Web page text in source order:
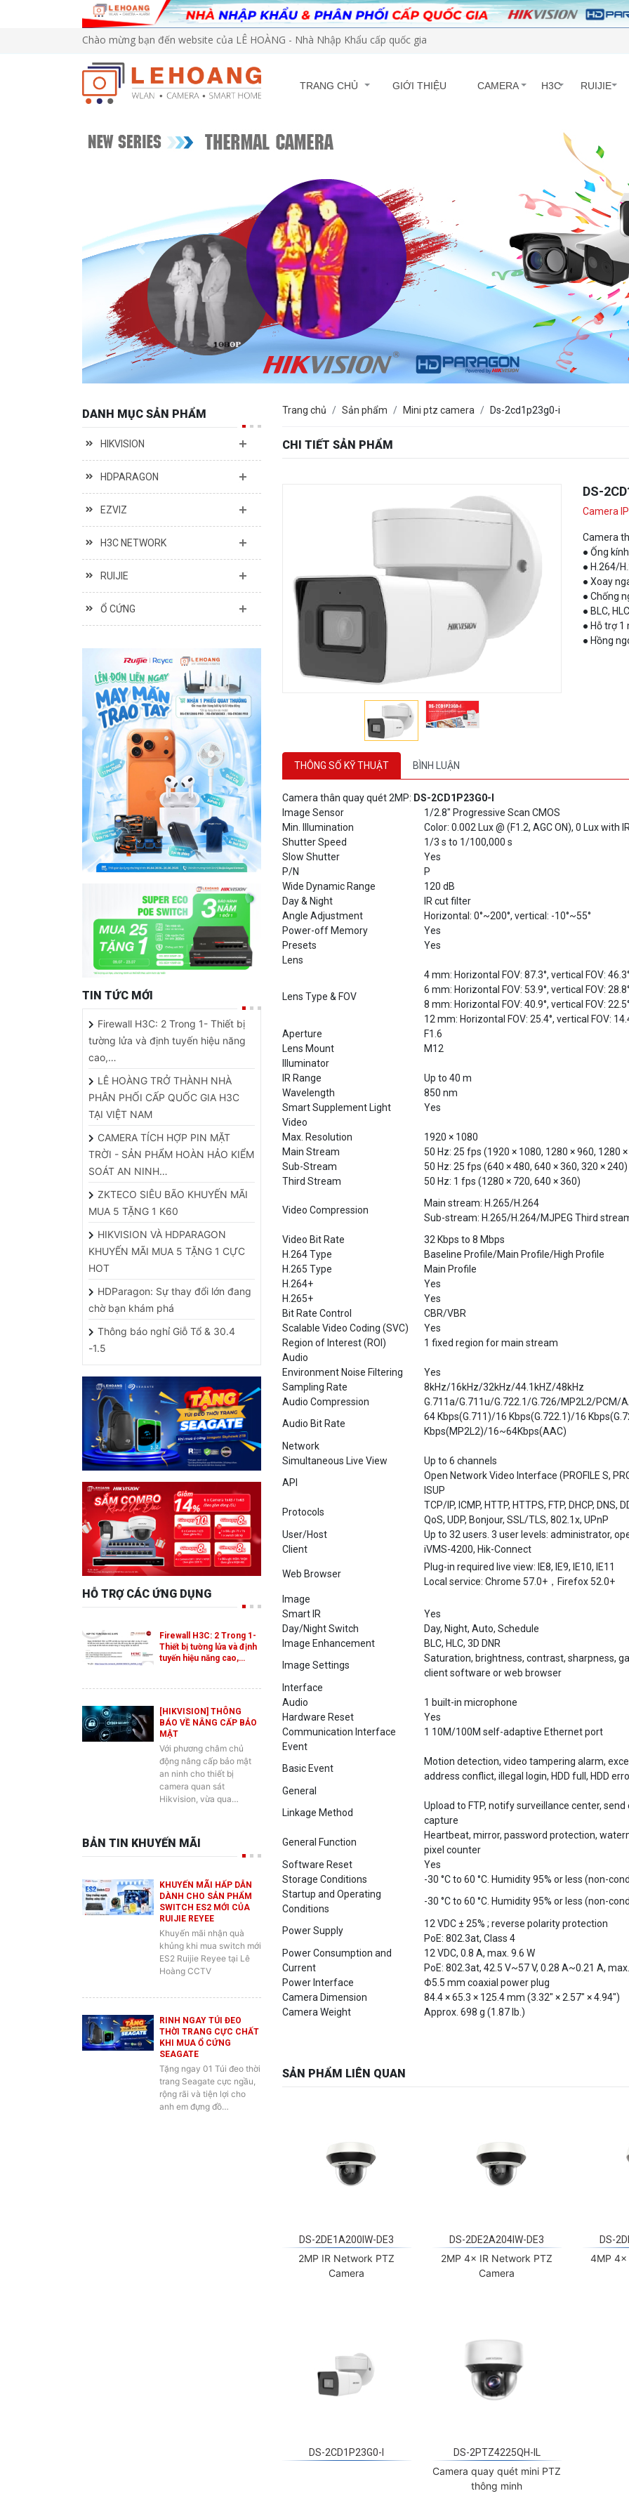
Chào mừng bạn đến website của LÊ HOÀNG - Nhà Nhập Khẩu cấp quốc gia
TRANG CHỦ GIỚI THIỆU CAMERA H3C RUIJIE
Trang chủ Sản phẩm Mini ptz camera Ds-2cd1p23g0-i
Camera
Camera
● H.264/
● Xoay
● Chống
● BLC,
● Hỗ trợ 1
● Hồng
THÔNG SỐ KỸ THUẬT BÌNH LUẬN
Camera thân quay quét 2MP:
DS-2CD1P23G0-I
Min. Illumination
Color: 0.002 Lux @ (F1.2, AGC ON), 0 Lux with
Shutter Speed
1/3 s to 1/100,000 s
Slow Shutter
Yes
P/N
P
Wide Dynamic Range
120 dB
Day & Night
IR cut filter
Angle Adjustment
Horizontal: 0°~200°, vertical: -10°~55°
Power-off Memory
Yes
Presets
Yes
Lens
4 mm: Horizontal FOV: 87.3°, vertical FOV:
8 mm: Horizontal FOV: 40.9°, vertical FOV:
12 mm: Horizontal FOV: 25.4°, vertical FOV:
F1.6
M12
Illuminator
IR Range
Up to 40 m
Wavelength
Smart Supplement Light
Yes
Video
Max. Resolution
1920 × 1080
Main Stream
Sub-Stream
50 Hz: 25 fps (640 × 480, 640 × 360, 320 × 240)
Third Stream
50 Hz: 1 fps (1280 × 720, 640 × 360)
Video Compression
Main stream: H.265/H.264
Video Bit Rate
32 Kbps to 8 Mbps
H.265 Type
Main Profile
H.264+
Yes
H.265+
Yes
Bit Rate Control
CBR/VBR
Scalable Video Coding (SVC)
Yes
Region of Interest (ROI)
1 fixed region for main stream
Audio
Environment Noise Filtering
Yes
Sampling Rate
Audio Compression
G.711a/G.711u/G.722.1/G.726/MP2L2/PCM/
Audio Bit Rate
64 Kbps(G.711)/16 Kbps(G.722.1)/16
Kbps(MP2L2)/16~64Kbps(AAC)
Network
Up to 6 channels
API
ISUP
Protocols
TCP/IP, ICMP, HTTP, HTTPS, FTP, DHCP, DNS,
QoS, UDP, Bonjour, SSL/TLS, 802.1x, UPnP
User/Host
Up to 32 users. 3 user levels: administrator,
iVMS-4200, Hik-Connect
Web Browser
Plug-in required live view: IE8, IE9, IE10, IE11
Local service: Chrome 57.0+，Firefox 52.0+
Image
Day/Night Switch
Image Enhancement
BLC, HLC, 3D DNR
Image Settings
Saturation, brightness, contrast, sharpness,
client software or web browser
Interface
1 built-in microphone
Hardware Reset
Communication Interface
1 10M/100M self-adaptive Ethernet port
Event
Basic Event
Motion detection, video tampering alarm,
General
Linkage Method
Upload to FTP, notify surveillance center,
General Function
Heartbeat, mirror, password protection,
pixel counter
Software Reset
Yes
-30 °C to 60 °C. Humidity 95% or less (non-
Startup and Operating
Conditions
-30 °C to 60 °C. Humidity 95% or less (non-
Power Supply
12 VDC ± 25% ; reverse polarity protection
Power Consumption and
12 VDC, 0.8 A, max. 9.6 W
PoE: 802.3at, 42.5 V~57 V, 0.28 A~0.21 A,
Power Interface
Φ5.5 mm coaxial power plug
Camera Dimension
84.4 × 65.3 × 125.4 mm (3.32" × 2.57" × 4.94")
Camera Weight
Approx. 698 g (1.87 lb.)
2MP IR Network PTZ
Camera
2MP 4× IR Network PTZ
Camera
4MP
Camera quay quét mini PTZ
thông minh
HIKVISION
TIN TỨC MỚI
Firewall H3C: 2 Trong 1- Thiết bị
tường lửa và định tuyến hiệu năng
LÊ HOÀNG TRỞ THÀNH NHÀ
PHÂN PHỐI CẤP QUỐC GIA H3C
TẠI VIỆT NAM
CAMERA TÍCH HỢP PIN MẶT
TRỜI - SẢN PHẨM HOÀN HẢO KIỂM
SOÁT AN NINH…
ZKTECO SIÊU BÃO KHUYẾN MÃI
MUA 5 TẶNG 1 K60
HIKVISION VÀ HDPARAGON
KHUYẾN MÃI MUA 5 TẶNG 1 CỰC
HDParagon: Sự thay đổi lớn đang
Thông báo nghỉ Giỗ Tổ & 30.4
HỖ TRỢ CÁC ỨNG DỤNG
Firewall H3C: 2 Trong 1-
tuyến hiệu năng cao,…
[HIKVISION] THÔNG
MẬT
Với phương châm chủ
động nâng cấp bảo mật
an ninh cho thiết bị
camera quan sát
Hikvision, vừa qua…
KHUYẾN MÃI HẤP DẪN
SWITCH ES2 MỚI CỦA
RUIJIE REYEE
Khuyến mãi nhận quà
khủng khi mua switch mới
ES2 Ruijie Reyee tại Lê
Hoàng CCTV
RINH NGAY TÚI ĐEO
KHI MUA Ổ CỨNG
SEAGATE
Tặng ngay 01 Túi đeo thời
trang Seagate cực ngầu,
rộng rãi và tiện lợi cho
anh em đựng đồ…